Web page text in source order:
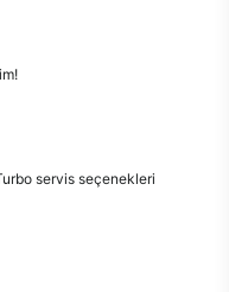
servis seçenekleri